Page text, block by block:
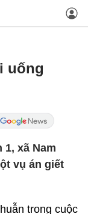
uống
1, xã Nam
vụ án giết
trong cuộc